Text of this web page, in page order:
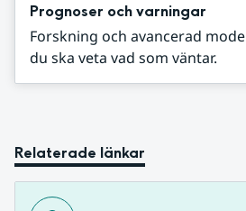
Prognoser och varningar
Forskning och avancerad
du ska veta vad som väntar.
Relaterade länkar